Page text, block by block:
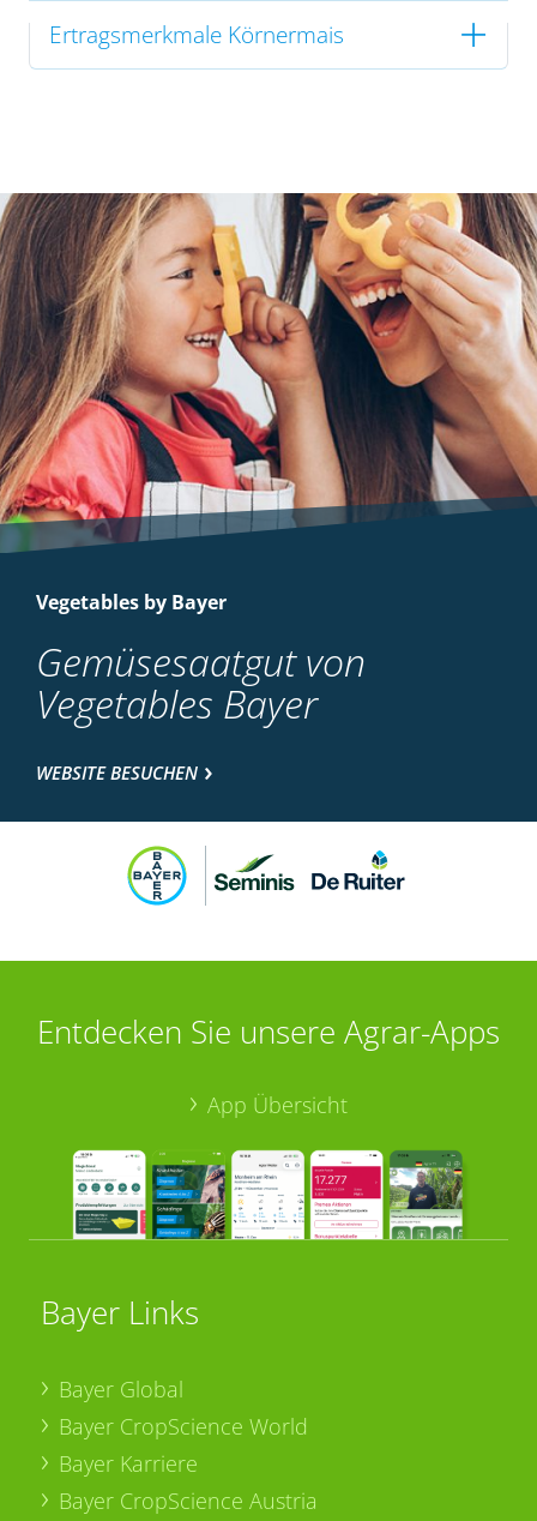
Ertragsmerkmale Körnermais
Vegetables by Bayer
Gemüsesaatgut von
Vegetables Bayer
WEBSITE BESUCHEN
Entdecken Sie unsere Agrar-Apps
App Übersicht
Bayer Links
Bayer Global
Bayer CropScience World
Bayer Karriere
Bayer CropScience Austria